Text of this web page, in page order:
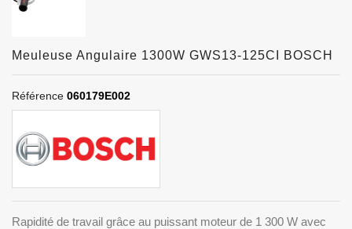
Meuleuse Angulaire 1300W GWS13-125CI BOSCH
Référence 060179E002
Rapidité de travail grâce au puissant moteur de 1 300 W avec